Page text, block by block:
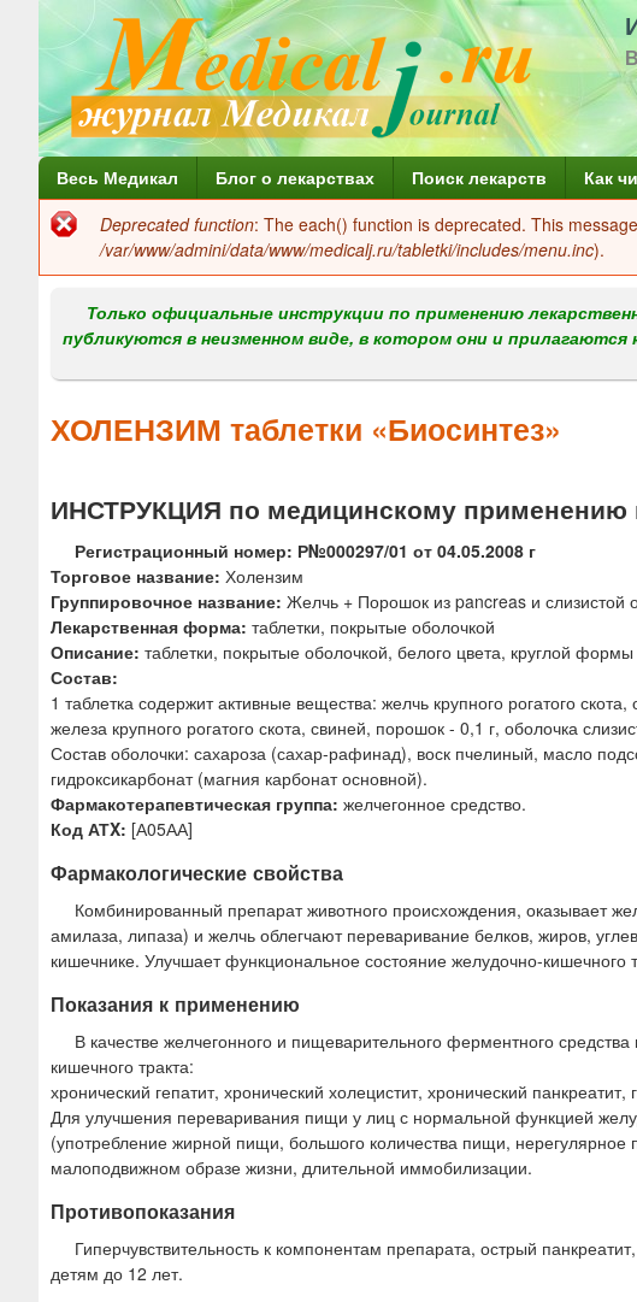
Г
л
н
м
н
Весь Медикал Блог о лекарствах Поиск лекарств Как
Сообщение
об
ошибке
Deprecated function: The each() function is deprecated. This
/var/www/admini/data/www/medicalj.ru/tabletki/includes/menu.inc).
Только официальные инструкции по применению
публикуются в неизменном виде, в котором они и прилагаются
ХОЛЕНЗИМ таблетки «Биосинтез»
ИНСТРУКЦИЯ по медицинскому
Регистрационный номер: Р№000297/01 от 04.05.2008 г
Торговое название: Холензим
Группировочное название: Желчь + Порошок из pancreas и слизистой
Лекарственная форма: таблетки, покрытые оболочкой
Описание: таблетки, покрытые оболочкой, белого цвета, круглой
Состав:
1 таблетка содержит активные вещества: желчь крупного рогатого
железа крупного рогатого скота, свиней, порошок - 0,1 г, оболочка
Состав оболочки: сахароза (сахар-рафинад), воск пчелиный, масло
гидроксикарбонат (магния карбонат основной).
Фармакотерапевтическая группа: желчегонное средство.
Код АТX: [А05АА]
Фармакологические свойства
Комбинированный препарат животного происхождения, оказывает
амилаза, липаза) и желчь облегчают переваривание белков, жиров,
кишечнике. Улучшает функциональное состояние желудочно-
Показания к применению
В качестве желчегонного и пищеварительного ферментного
кишечного тракта:
хронический гепатит, хронический холецистит, хронический
Для улучшения переваривания пищи у лиц с нормальной функцией
(употребление жирной пищи, большого количества пищи,
малоподвижном образе жизни, длительной иммобилизации.
Противопоказания
Гиперчувствительность к компонентам препарата, острый
детям до 12 лет.